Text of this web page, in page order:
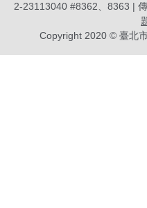
2-23113040 #8362、8363 |
Copyright 2020 © 臺北